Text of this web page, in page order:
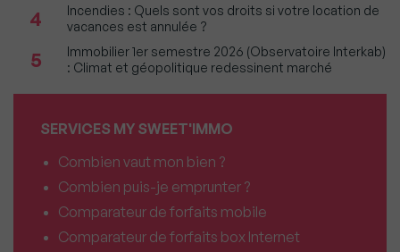
4
Incendies : Quels sont vos droits si votre location de
vacances est annulée ?
5
Immobilier 1er semestre 2026 (Observatoire Interkab)
: Climat et géopolitique redessinent marché
SERVICES MY SWEET'IMMO
Combien vaut mon bien ?
Combien puis-je emprunter ?
Comparateur de forfaits mobile
Comparateur de forfaits box Internet